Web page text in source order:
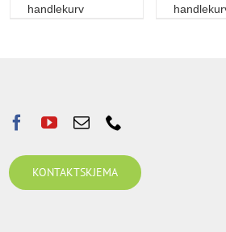
handlekurv
KONTAKTSKJEMA